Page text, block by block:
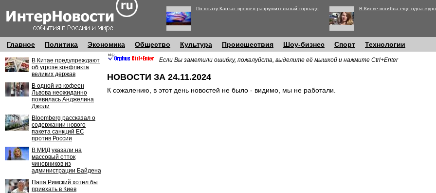
По штату Канзас прошел разрушительный торнадо В Киеве погибла еще одна
Главное Политика Экономика Общество Культура Происшествия Шоу-бизнес Спорт Технологии
В Китае предупреждают
об угрозе конфликта
великих держав
В одной из кофеен
Львова неожиданно
появилась Анджелина
Джоли
Bloomberg рассказал о
содержании нового
пакета санкций ЕС
против России
В МИД указали на
массовый отток
чиновников из
администрации Байдена
Папа Римский хотел бы
приехать в Киев
Если Вы заметили ошибку, пожалуйста, выделите её мышкой и нажмите Ctrl+Enter
НОВОСТИ ЗА 24.11.2024
К сожалению, в этот день новостей не было - видимо, мы не работали.